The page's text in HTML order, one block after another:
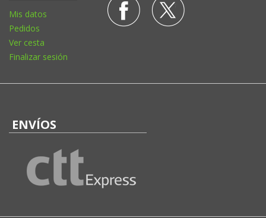
Mis datos
Pedidos
Ver cesta
Finalizar sesión
ENVÍOS